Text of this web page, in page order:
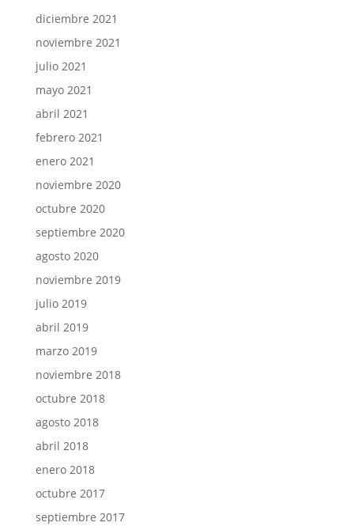
diciembre 2021
noviembre 2021
julio 2021
mayo 2021
abril 2021
febrero 2021
enero 2021
noviembre 2020
octubre 2020
septiembre 2020
agosto 2020
noviembre 2019
julio 2019
abril 2019
marzo 2019
noviembre 2018
octubre 2018
agosto 2018
abril 2018
enero 2018
octubre 2017
septiembre 2017